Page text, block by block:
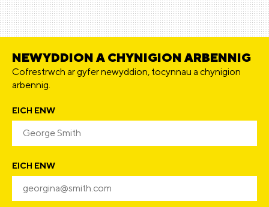
NEWYDDION A CHYNIGION ARBENNIG
Cofrestrwch ar gyfer newyddion, tocynnau a chynigion
arbennig.
EICH ENW
EICH ENW